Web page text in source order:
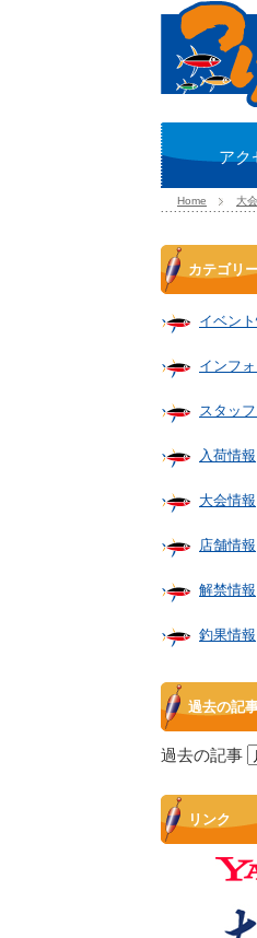
アク
Home 大
カテゴリ
イベン
インフ
スタッ
入荷情報
大会情報
店舗情報
解禁情報
釣果情報
過去の記
過去の記事
リンク